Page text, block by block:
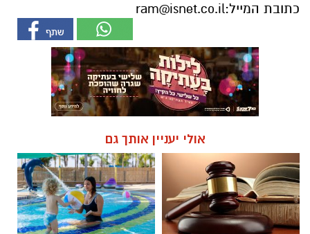
כתובת המייל:ram@isnet.co.il
אולי יעניין אותך גם